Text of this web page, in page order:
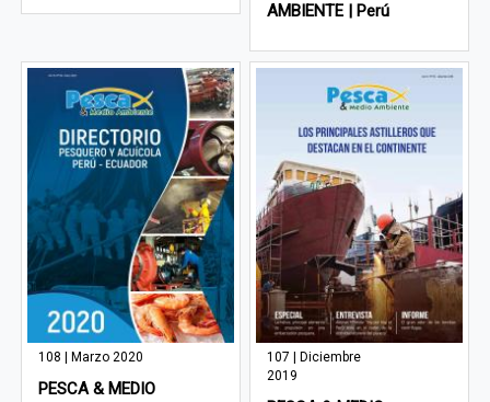
AMBIENTE | Perú
108 | Marzo 2020
PESCA & MEDIO
107 | Diciembre
2019